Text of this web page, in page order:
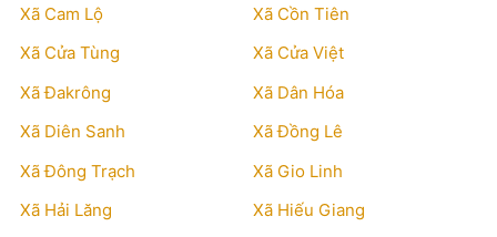
Xã Cam Lộ
Xã Cồn Tiên
Xã Cửa Tùng
Xã Cửa Việt
Xã Đakrông
Xã Dân Hóa
Xã Diên Sanh
Xã Đồng Lê
Xã Đông Trạch
Xã Gio Linh
Xã Hải Lăng
Xã Hiếu Giang